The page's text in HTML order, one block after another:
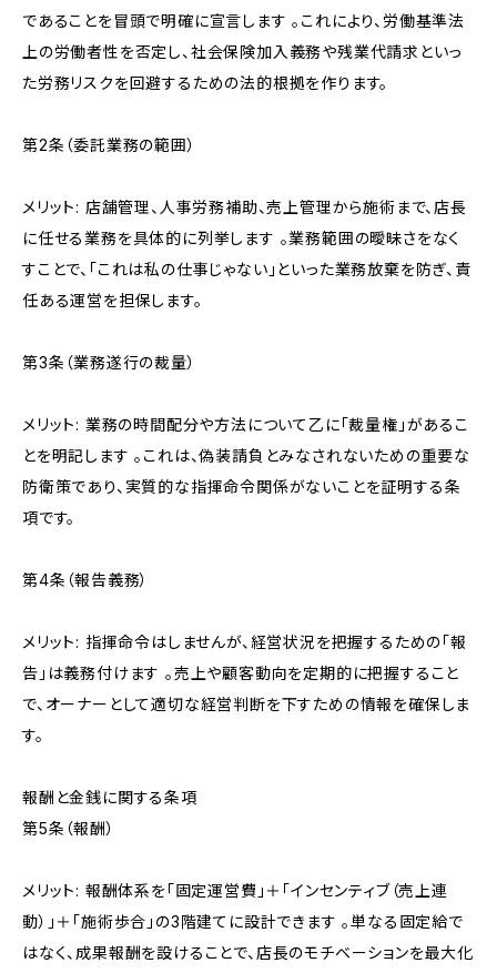
であることを冒頭で明確に宣言します 。これにより、労働基準法
上の労働者性を否定し、社会保険加入義務や残業代請求といっ
た労務リスクを回避するための法的根拠を作ります。
第2条（委託業務の範囲）
メリット: 店舗管理、人事労務補助、売上管理から施術まで、店長
に任せる業務を具体的に列挙します 。業務範囲の曖昧さをなく
すことで、「これは私の仕事じゃない」といった業務放棄を防ぎ、責
任ある運営を担保します。
第3条（業務遂行の裁量）
メリット: 業務の時間配分や方法について乙に「裁量権」があるこ
とを明記します 。これは、偽装請負とみなされないための重要な
防衛策であり、実質的な指揮命令関係がないことを証明する条
項です。
第4条（報告義務）
メリット: 指揮命令はしませんが、経営状況を把握するための「報
告」は義務付けます 。売上や顧客動向を定期的に把握すること
で、オーナーとして適切な経営判断を下すための情報を確保しま
す。
報酬と金銭に関する条項
第5条（報酬）
メリット: 報酬体系を「固定運営費」＋「インセンティブ（売上連
動）」＋「施術歩合」の3階建てに設計できます 。単なる固定給で
はなく、成果報酬を設けることで、店長のモチベーションを最大化